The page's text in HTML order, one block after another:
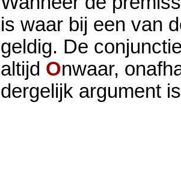
is waar bij een van
geldig. De
altijd Onwaar,
dergelijk argument